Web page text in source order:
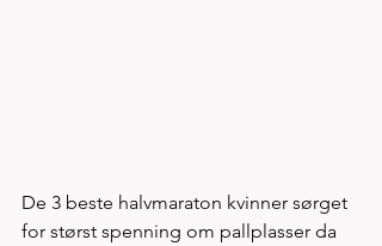
De 3 beste halvmaraton kvinner sørget
for størst spenning om pallplasser da